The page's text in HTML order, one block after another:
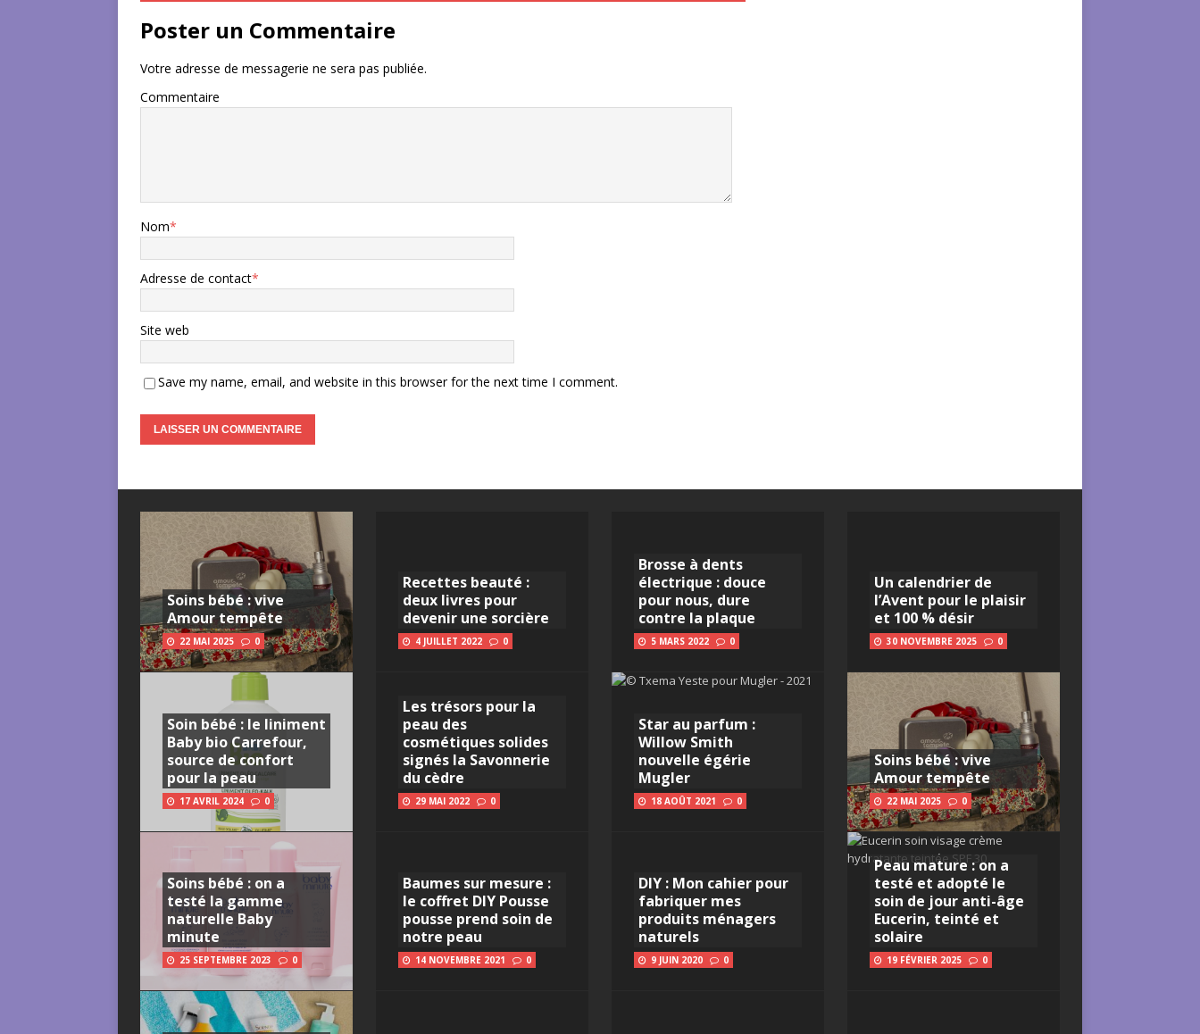
Poster un Commentaire
Votre adresse de messagerie ne sera pas publiée.
Commentaire
Nom*
Adresse de contact*
Site web
Save my name, email, and website in this browser for the next time I comment.
Soins bébé : vive
Amour tempête
22 MAI 2025 0
Soin bébé : le liniment
Baby bio Carrefour,
source de confort
pour la peau
17 AVRIL 2024 0
Soins bébé : on a
testé la gamme
naturelle Baby
minute
25 SEPTEMBRE 2023 0
Recettes beauté :
deux livres pour
devenir une sorcière
4 JUILLET 2022 0
Les trésors pour la
peau des
cosmétiques solides
signés la Savonnerie
du cèdre
29 MAI 2022 0
Baumes sur mesure :
le coffret DIY Pousse
pousse prend soin de
notre peau
14 NOVEMBRE 2021 0
Brosse à dents
électrique : douce
pour nous, dure
contre la plaque
5 MARS 2022 0
Star au parfum :
Willow Smith
nouvelle égérie
Mugler
18 AOÛT 2021 0
DIY : Mon cahier pour
fabriquer mes
produits ménagers
naturels
9 JUIN 2020 0
Un calendrier de
l’Avent pour le plaisir
et 100 % désir
30 NOVEMBRE 2025 0
Soins bébé : vive
Amour tempête
22 MAI 2025 0
Peau mature : on a
testé et adopté le
soin de jour anti-âge
Eucerin, teinté et
solaire
19 FÉVRIER 2025 0